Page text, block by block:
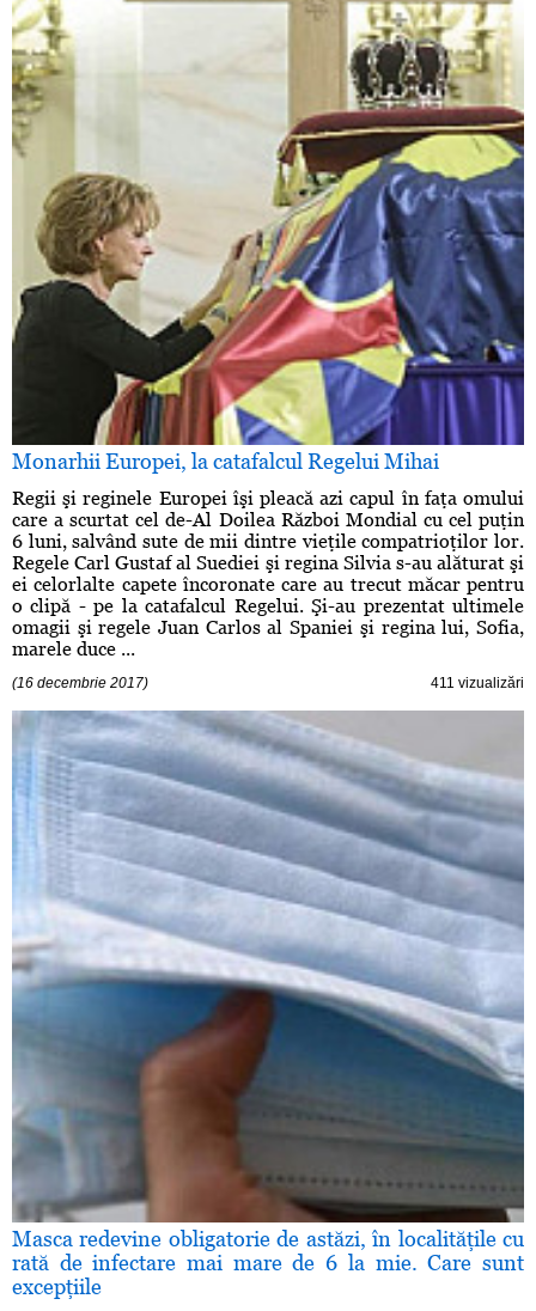
Monarhii Europei, la catafalcul Regelui Mihai
Regii şi reginele Europei îşi pleacă azi capul în faţa omului
care a scurtat cel de-Al Doilea Război Mondial cu cel puţin
6 luni, salvând sute de mii dintre vieţile compatrioţilor lor.
Regele Carl Gustaf al Suediei şi regina Silvia s-au alăturat şi
ei celorlalte capete încoronate care au trecut măcar pentru
o clipă - pe la catafalcul Regelui. Şi-au prezentat ultimele
omagii şi regele Juan Carlos al Spaniei şi regina lui, Sofia,
marele duce ...
(16 decembrie 2017) 411 vizualizări
Masca redevine obligatorie de astăzi, în localităţile cu
rată de infectare mai mare de 6 la mie. Care sunt
excepţiile